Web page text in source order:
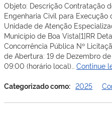
Rural
Kit
de
no
entre
Objeto: Descrição Contratação
Engenharia Civil para
Unidade de Atenção
Município de Boa Vista[1]RR
Concorrência Pública Nº
de Abertura: 19 de Dezembro
09:00 (horário local)… Continue
Categorizado como: 2025